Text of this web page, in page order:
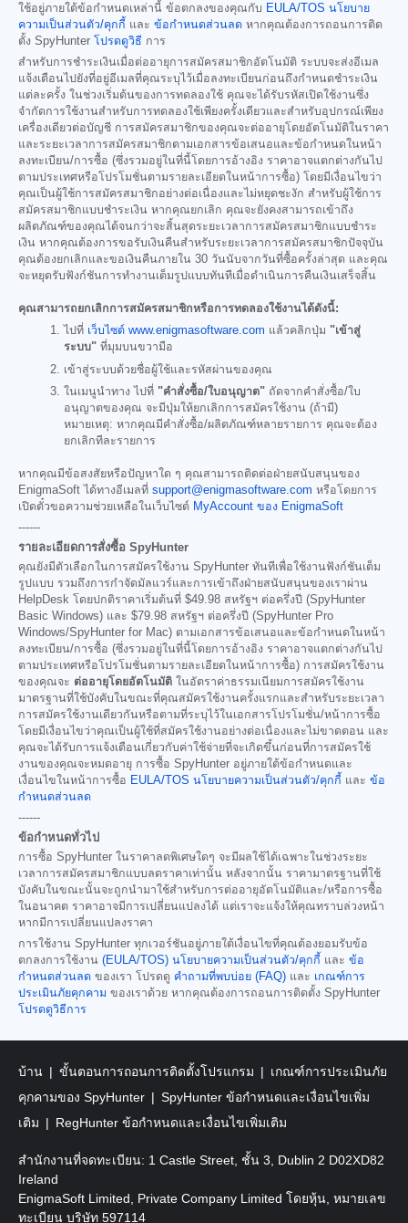
ใช้อยู่ภายใต้ข้อกำหนดเหล่านี้ ข้อตกลงของคุณกับ EULA/TOS นโยบาย
ความเป็นส่วนตัว/คุกกี้ และ ข้อกำหนดส่วนลด หากคุณต้องการถอนการติด
ตั้ง SpyHunter โปรดดูวิธี การ
สำหรับการชำระเงินเมื่อต่ออายุการสมัครสมาชิกอัตโนมัติ ระบบจะส่งอีเมล
แจ้งเตือนไปยังที่อยู่อีเมลที่คุณระบุไว้เมื่อลงทะเบียนก่อนถึงกำหนดชำระเงิน
แต่ละครั้ง ในช่วงเริ่มต้นของการทดลองใช้ คุณจะได้รับรหัสเปิดใช้งานซึ่ง
จำกัดการใช้งานสำหรับการทดลองใช้เพียงครั้งเดียวและสำหรับอุปกรณ์เพียง
เครื่องเดียวต่อบัญชี การสมัครสมาชิกของคุณจะต่ออายุโดยอัตโนมัติในราคา
และระยะเวลาการสมัครสมาชิกตามเอกสารข้อเสนอและข้อกำหนดในหน้า
ลงทะเบียน/การซื้อ (ซึ่งรวมอยู่ในที่นี้โดยการอ้างอิง ราคาอาจแตกต่างกันไป
ตามประเทศหรือโปรโมชั่นตามรายละเอียดในหน้าการซื้อ) โดยมีเงื่อนไขว่า
คุณเป็นผู้ใช้การสมัครสมาชิกอย่างต่อเนื่องและไม่หยุดชะงัก สำหรับผู้ใช้การ
สมัครสมาชิกแบบชำระเงิน หากคุณยกเลิก คุณจะยังคงสามารถเข้าถึง
ผลิตภัณฑ์ของคุณได้จนกว่าจะสิ้นสุดระยะเวลาการสมัครสมาชิกแบบชำระ
เงิน หากคุณต้องการขอรับเงินคืนสำหรับระยะเวลาการสมัครสมาชิกปัจจุบัน
คุณต้องยกเลิกและขอเงินคืนภายใน 30 วันนับจากวันที่ซื้อครั้งล่าสุด และคุณ
จะหยุดรับฟังก์ชันการทำงานเต็มรูปแบบทันทีเมื่อดำเนินการคืนเงินเสร็จสิ้น
คุณสามารถยกเลิกการสมัครสมาชิกหรือการทดลองใช้งานได้ดังนี้:
ไปที่ เว็บไซต์ www.enigmasoftware.com แล้วคลิกปุ่ม "เข้าสู่
ระบบ" ที่มุมบนขวามือ
เข้าสู่ระบบด้วยชื่อผู้ใช้และรหัสผ่านของคุณ
ในเมนูนำทาง ไปที่ "คำสั่งซื้อ/ใบอนุญาต" ถัดจากคำสั่งซื้อ/ใบ
อนุญาตของคุณ จะมีปุ่มให้ยกเลิกการสมัครใช้งาน (ถ้ามี)
หมายเหตุ: หากคุณมีคำสั่งซื้อ/ผลิตภัณฑ์หลายรายการ คุณจะต้อง
ยกเลิกทีละรายการ
หากคุณมีข้อสงสัยหรือปัญหาใด ๆ คุณสามารถติดต่อฝ่ายสนับสนุนของ
EnigmaSoft ได้ทางอีเมลที่ support@enigmasoftware.com หรือโดยการ
เปิดตั๋วขอความช่วยเหลือในเว็บไซต์ MyAccount ของ EnigmaSoft
------
รายละเอียดการสั่งซื้อ SpyHunter
คุณยังมีตัวเลือกในการสมัครใช้งาน SpyHunter ทันทีเพื่อใช้งานฟังก์ชันเต็ม
รูปแบบ รวมถึงการกำจัดมัลแวร์และการเข้าถึงฝ่ายสนับสนุนของเราผ่าน
HelpDesk โดยปกติราคาเริ่มต้นที่ $49.98 สหรัฐฯ ต่อครึ่งปี (SpyHunter
Basic Windows) และ $79.98 สหรัฐฯ ต่อครึ่งปี (SpyHunter Pro
Windows/SpyHunter for Mac) ตามเอกสารข้อเสนอและข้อกำหนดในหน้า
ลงทะเบียน/การซื้อ (ซึ่งรวมอยู่ในที่นี้โดยการอ้างอิง ราคาอาจแตกต่างกันไป
ตามประเทศหรือโปรโมชั่นตามรายละเอียดในหน้าการซื้อ) การสมัครใช้งาน
ของคุณจะ ต่ออายุโดยอัตโนมัติ ในอัตราค่าธรรมเนียมการสมัครใช้งาน
มาตรฐานที่ใช้บังคับในขณะที่คุณสมัครใช้งานครั้งแรกและสำหรับระยะเวลา
การสมัครใช้งานเดียวกันหรือตามที่ระบุไว้ในเอกสารโปรโมชั่น/หน้าการซื้อ
โดยมีเงื่อนไขว่าคุณเป็นผู้ใช้ที่สมัครใช้งานอย่างต่อเนื่องและไม่ขาดตอน และ
คุณจะได้รับการแจ้งเตือนเกี่ยวกับค่าใช้จ่ายที่จะเกิดขึ้นก่อนที่การสมัครใช้
งานของคุณจะหมดอายุ การซื้อ SpyHunter อยู่ภายใต้ข้อกำหนดและ
เงื่อนไขในหน้าการซื้อ EULA/TOS นโยบายความเป็นส่วนตัว/คุกกี้ และ ข้อ
กำหนดส่วนลด
------
ข้อกำหนดทั่วไป
การซื้อ SpyHunter ในราคาลดพิเศษใดๆ จะมีผลใช้ได้เฉพาะในช่วงระยะ
เวลาการสมัครสมาชิกแบบลดราคาเท่านั้น หลังจากนั้น ราคามาตรฐานที่ใช้
บังคับในขณะนั้นจะถูกนำมาใช้สำหรับการต่ออายุอัตโนมัติและ/หรือการซื้อ
ในอนาคต ราคาอาจมีการเปลี่ยนแปลงได้ แต่เราจะแจ้งให้คุณทราบล่วงหน้า
หากมีการเปลี่ยนแปลงราคา
การใช้งาน SpyHunter ทุกเวอร์ชันอยู่ภายใต้เงื่อนไขที่คุณต้องยอมรับข้อ
ตกลงการใช้งาน (EULA/TOS) นโยบายความเป็นส่วนตัว/คุกกี้ และ ข้อ
กำหนดส่วนลด ของเรา โปรดดู คำถามที่พบบ่อย (FAQ) และ เกณฑ์การ
ประเมินภัยคุกคาม ของเราด้วย หากคุณต้องการถอนการติดตั้ง SpyHunter
โปรดดูวิธีการ
บ้าน ขั้นตอนการถอนการติดตั้งโปรแกรม
เกณฑ์การประเมินภัย
คุกคามของ SpyHunter
SpyHunter ข้อกำหนดและเงื่อนไขเพิ่ม
เติม
RegHunter ข้อกำหนดและเงื่อนไขเพิ่มเติม
สำนักงานที่จดทะเบียน: 1 Castle Street, ชั้น 3, Dublin 2 D02XD82
Ireland
EnigmaSoft Limited, Private Company Limited โดยหุ้น, หมายเลข
ทะเบียน บริษัท 597114